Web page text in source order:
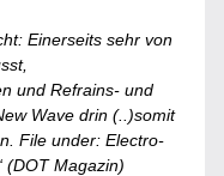
Einerseits sehr von
und Refrains- und
Wave drin (..)somit
File under: Electro-
(DOT Magazin)